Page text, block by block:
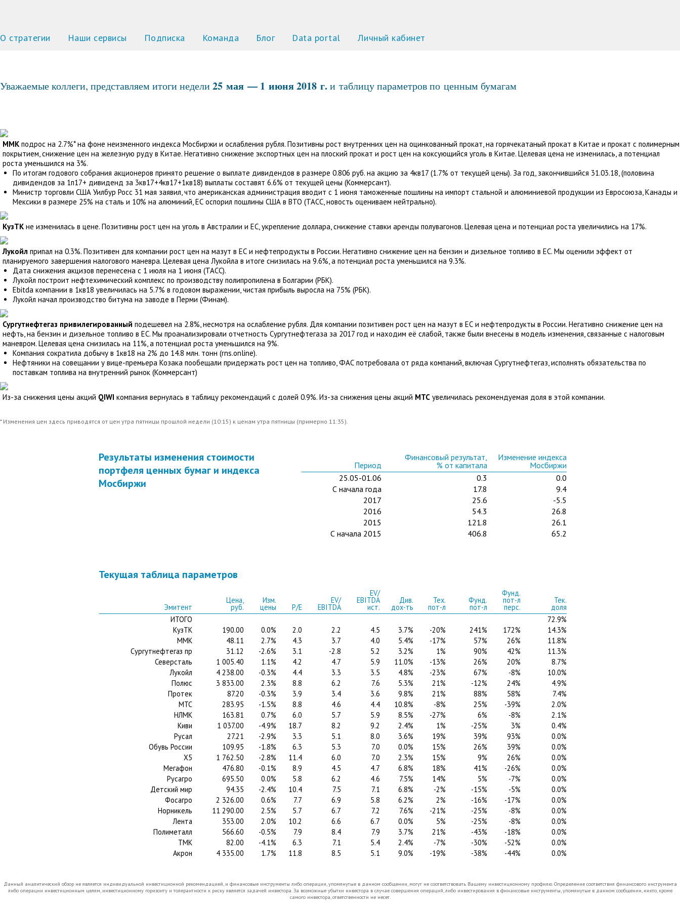
О стратегии Наши сервисы Подписка Команда Блог Data portal Личный кабинет
Уважаемые коллеги, представляем итоги недели25 мая — 1 июня2018 г. и таблицу параметров по ценным бумагам
ММК подрос на 2.7%* на фоне неизменного индекса Мосбиржи и ослабления рубля. Позитивны рост внутренних цен на оцинкованный прокат, на горячекатаный прокат в Китае и прокат с полимерным
покрытием, снижение цен на железную руду в Китае. Негативно снижение экспортных цен на плоский прокат и рост цен на коксующийся уголь в Китае. Целевая цена не изменилась, а потенциал
роста уменьшился на 3%.
По итогам годового собрания акционеров принято решение о выплате дивидендов в размере 0.806 руб. на акцию за 4кв17 (1.7% от текущей цены). За год, закончившийся 31.03.18, (половина
дивидендов за 1п17+ дивиденд за 3кв17+4кв17+1кв18) выплаты составят 6.6% от текущей цены (Коммерсант).
Министр торговли США Уилбур Росс 31 мая заявил, что американская администрация вводит с 1 июня таможенные пошлины на импорт стальной и алюминиевой продукции из Евросоюза, Канады и
Мексики в размере 25% на сталь и 10% на алюминий, ЕС оспорил пошлины США в ВТО (ТАСС, новость оцениваем нейтрально).
КузТК не изменилась в цене. Позитивны рост цен на уголь в Австралии и ЕС, укрепление доллара, снижение ставки аренды полувагонов. Целевая цена и потенциал роста увеличились на 17%.
Лукойл припал на 0.3%. Позитивен для компании рост цен на мазут в ЕС и нефтепродукты в России. Негативно снижение цен на бензин и дизельное топливо в ЕС. Мы оценили эффект от
планируемого завершения налогового маневра. Целевая цена Лукойла в итоге снизилась на 9.6%, а потенциал роста уменьшился на 9.3%.
Дата снижения акцизов перенесена с 1 июля на 1 июня (ТАСС).
Лукойл построит нефтехимический комплекс по производству полипропилена в Болгарии (РБК).
Ebitda компании в 1кв18 увеличилась на 5.7% в годовом выражении, чистая прибыль выросла на 75% (РБК).
Лукойл начал производство битума на заводе в Перми (Финам).
Сургутнефтегаз привилегированный подешевел на 2.8%, несмотря на ослабление рубля. Для компании позитивен рост цен на мазут в ЕС и нефтепродукты в России. Негативно снижение цен на
нефть, на бензин и дизельное топливо в ЕС. Мы проанализировали отчетность Сургутнефтегаза за 2017 год и находим её слабой, также были внесены в модель изменения, связанные с налоговым
маневром. Целевая цена снизилась на 11%, а потенциал роста уменьшился на 9%.
Компания сократила добычу в 1кв18 на 2% до 14.8 млн. тонн (rns.online).
Нефтяники на совещании у вице-премьера Козака пообещали придержать рост цен на топливо, ФАС потребовала от ряда компаний, включая Сургутнефтегаз, исполнять обязательства по
поставкам топлива на внутренний рынок (Коммерсант)
Из-за снижения цены акций QIWI компания вернулась в таблицу рекомендаций с долей 0.9%. Из-за снижения цены акций МТС увеличилась рекомендуемая доля в этой компании.
* Изменения цен здесь приводятся от цен утра пятницы прошлой недели (10:15) к ценам утра пятницы (примерно 11:35).
Период
Финансовый результат,
% от капитала
Изменение индекса
Мосбиржи
25.05-01.06
0.3
0.0
С начала года
17.8
9.4
2017
25.6
-5.5
2016
54.3
26.8
2015
121.8
26.1
С начала 2015
406.8 65.2
Результаты изменения стоимости
портфеля ценных бумаг и индекса
Мосбиржи
Эмитент
Цена,
руб.
Изм.
цены P/E
EV/
EBITDA
EV/
EBITDA
ист.
Див.
дох-ть
Тех.
пот-л
Фунд.
пот-л
Фунд.
пот-л
перс.
Тек.
доля
ИТОГО
72.9%
КузТК
190.00 0.0% 2.0 2.2 4.5 3.7% -20% 241% 172%
14.3%
ММК
48.11 2.7% 4.3 3.7 4.0 5.4% -17% 57% 26%
11.8%
Сургутнефтегаз пр
31.12 -2.6% 3.1 -2.8 5.2 3.2% 1% 90% 42%
11.3%
Северсталь
1 005.40 1.1% 4.2 4.7 5.9 11.0% -13% 26% 20%
8.7%
Лукойл
4 238.00 -0.3% 4.4 3.3 3.5 4.8% -23% 67% -8%
10.0%
Полюс
3 833.00 2.3% 8.8 6.2 7.6 5.3% 21% -12% 24%
4.9%
Протек
87.20 -0.3% 3.9 3.4 3.6 9.8% 21% 88% 58%
7.4%
МТС
283.95 -1.5% 8.8 4.6 4.4 10.8% -8% 25% -39%
2.0%
НЛМК
163.81 0.7% 6.0 5.7 5.9 8.5% -27% 6% -8%
2.1%
Киви
1 037.00 -4.9% 18.7 8.2 9.2 2.4% 1% -25% 3%
0.4%
Русал
27.21 -2.9% 3.3 5.1 8.0 3.6% 19% 39% 93%
0.0%
Обувь России
109.95 -1.8% 6.3 5.3 7.0 0.0% 15% 26% 39%
0.0%
X5
1 762.50 -2.8% 11.4 6.0 7.0 2.3% 15% 9% 26%
0.0%
Мегафон
476.80 -0.1% 8.9 4.5 4.7 6.8% 18% 41% -26%
0.0%
Русагро
695.50 0.0% 5.8 6.2 4.6 7.5% 14% 5% -7%
0.0%
Детский мир
94.35 -2.4% 10.4 7.5 7.1 6.8% -2% -15% -5%
0.0%
Фосагро
2 326.00 0.6% 7.7 6.9 5.8 6.2% 2% -16% -17%
0.0%
Норникель
11 290.00 2.5% 5.7 6.7 7.2 7.6% -21% -25% -8%
0.0%
Лента
353.00 2.0% 10.2 6.6 6.7 0.0% 5% -25% -8%
0.0%
Полиметалл
566.60 -0.5% 7.9 8.4 7.9 3.7% 21% -43% -18%
0.0%
ТМК
82.00 -4.1% 6.3 7.1 5.4 2.4% -7% -30% -52%
0.0%
Акрон
4 335.00 1.7% 11.8 8.5 5.1 9.0% -19% -38% -44% 0.0%
Текущая таблица параметров
Данный аналитический обзор не является индивидуальной инвестиционной рекомендацией, и финансовые инструменты либо операции, упомянутые в данном сообщении, могут не соответствовать Вашему инвестиционному профилю. Определение соответствия финансового инструмента
либо операции инвестиционным целям, инвестиционному горизонту и толерантности к риску является задачей инвестора. За возможные убытки инвестора в случае совершения операций, либо инвестирования в финансовые инструменты, упомянутые в данном сообщении, никто, кроме
самого инвестора, ответственности не несет.